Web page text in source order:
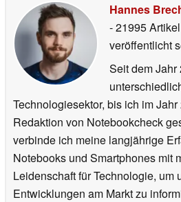
Hannes
- 21995
veröffentlicht
Seit dem
Technologiesektor, bis ich im
Redaktion von Notebookcheck
verbinde ich meine langjährige
Notebooks und Smartphones mit
Leidenschaft für Technologie, um
Entwicklungen am Markt zu